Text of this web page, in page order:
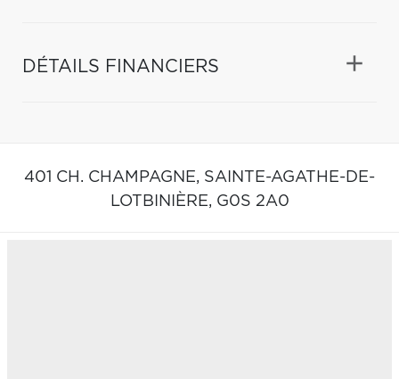
DÉTAILS FINANCIERS
401 CH. CHAMPAGNE, SAINTE-AGATHE-DE-
LOTBINIÈRE, G0S 2A0